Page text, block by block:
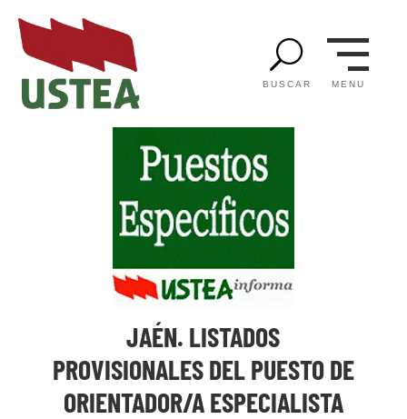
U
BUSCAR MENU
JAÉN. LISTADOS
PROVISIONALES DEL PUESTO DE
ORIENTADOR/A ESPECIALISTA